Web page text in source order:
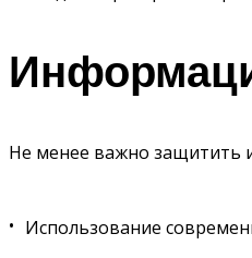
Не менее важно защитить
Использование